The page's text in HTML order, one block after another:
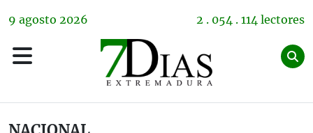
9 agosto 2026 2 . 054 . 114 lectores